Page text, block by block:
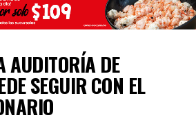
AUDITORÍA DE
SEGUIR CON EL